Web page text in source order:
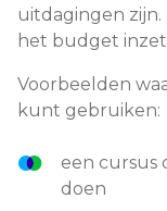
uitdagingen zijn.
het budget
Voorbeelden
kunt gebruiken:
een cursus
doen